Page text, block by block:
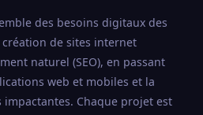
des besoins digitaux des
de sites internet
naturel (SEO), en passant
web et mobiles et la
Chaque projet est